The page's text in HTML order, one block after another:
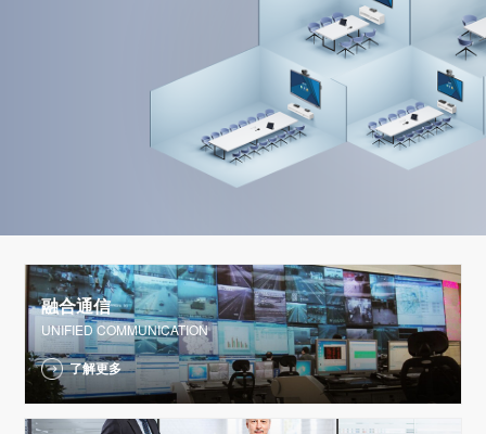
融合通信
UNIFIED COMMUNICATION
了解更多